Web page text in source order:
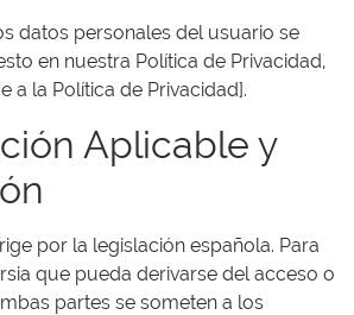
datos personales del usuario se
en nuestra Política de Privacidad,
a la Política de Privacidad].
Aplicable y
por la legislación española. Para
que pueda derivarse del acceso o
partes se someten a los